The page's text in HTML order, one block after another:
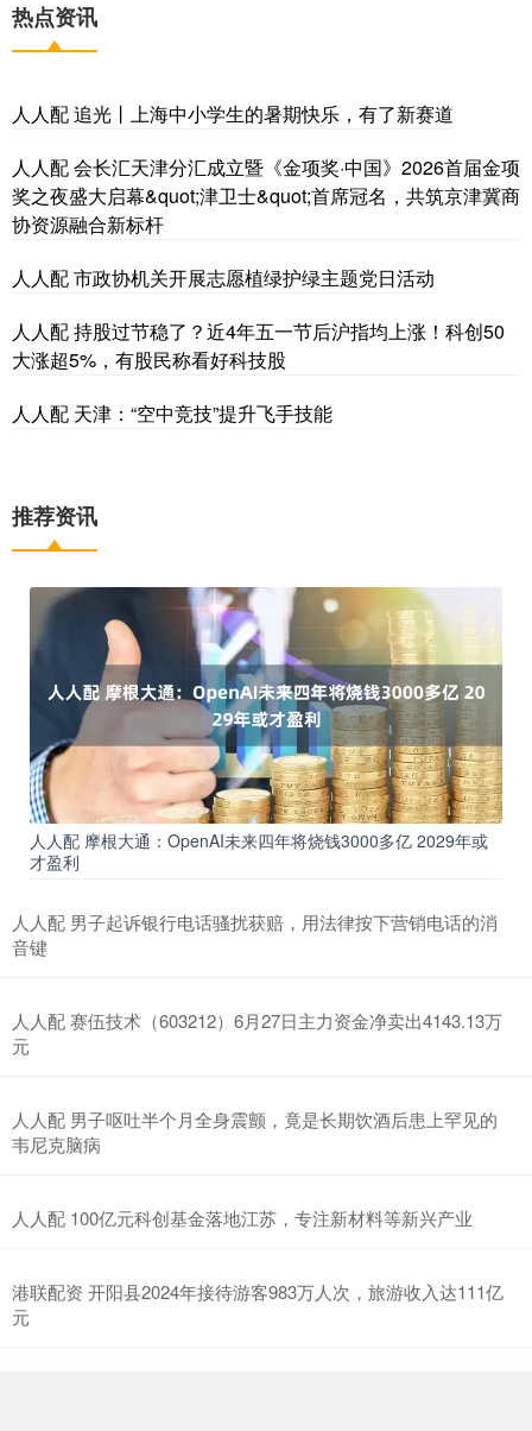
热点资讯
人人配 追光丨上海中小学生的暑期快乐，有了新赛道
人人配 会长汇天津分汇成立暨《金项奖·中国》2026首届金项
奖之夜盛大启幕&quot;津卫士&quot;首席冠名，共筑京津冀商
协资源融合新标杆
人人配 市政协机关开展志愿植绿护绿主题党日活动
人人配 持股过节稳了？近4年五一节后沪指均上涨！科创50
大涨超5%，有股民称看好科技股
人人配 天津：“空中竞技”提升飞手技能
推荐资讯
人人配 摩根大通：OpenAI未来四年将烧钱3000多亿 2029年或
才盈利
人人配 男子起诉银行电话骚扰获赔，用法律按下营销电话的消
音键
人人配 赛伍技术（603212）6月27日主力资金净卖出4143.13万
元
人人配 男子呕吐半个月全身震颤，竟是长期饮酒后患上罕见的
韦尼克脑病
人人配 100亿元科创基金落地江苏，专注新材料等新兴产业
港联配资 开阳县2024年接待游客983万人次，旅游收入达111亿
元